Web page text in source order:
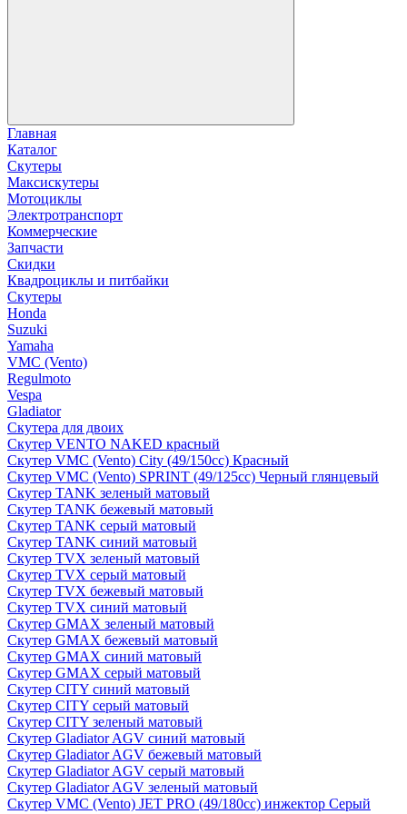
Главная
Каталог
Скутеры
Максискутеры
Мотоциклы
Электротранспорт
Коммерческие
Запчасти
Скидки
Квадроциклы и питбайки
Скутеры
Honda
Suzuki
Yamaha
VMC (Vento)
Regulmoto
Vespa
Gladiator
Скутера для двоих
Скутер VENTO NAKED красный
Скутер VMC (Vento) City (49/150cc) Красный
Скутер VMC (Vento) SPRINT (49/125cc) Черный глянцевый
Скутер TANK зеленый матовый
Скутер TANK бежевый матовый
Скутер TANK серый матовый
Скутер TANK синий матовый
Скутер TVX зеленый матовый
Скутер TVX серый матовый
Скутер TVX бежевый матовый
Скутер TVX синий матовый
Скутер GMAX зеленый матовый
Скутер GMAX бежевый матовый
Скутер GMAX синий матовый
Скутер GMAX серый матовый
Скутер CITY синий матовый
Скутер CITY серый матовый
Скутер CITY зеленый матовый
Скутер Gladiator AGV синий матовый
Скутер Gladiator AGV бежевый матовый
Скутер Gladiator AGV серый матовый
Скутер Gladiator AGV зеленый матовый
Скутер VMC (Vento) JET PRO (49/180cc) инжектор Серый